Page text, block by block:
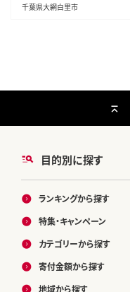
千葉県大網白里市
目的別に探す
ランキングから探す
特集・キャンペーン
カテゴリーから探す
寄付金額から探す
地域から探す